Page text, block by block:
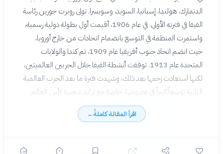
الدنمارك، هولندا، إسبانيا، السويد، وسويسرا. تولى روبرت جورين رئاسة
الفيفا في فترته الأولى. في عام 1906، أقيمت أول بطولة دولية رسمية،
واستمرت المنظمة في التوسع بانضمام اتحادات من خارج أوروبا،
حيث انضم اتحاد جنوب أفريقيا عام 1909، ثم كندا والولايات
المتحدة عام 1913. توقفت أنشطة الفيفا خلال الحربين العالميتين،
لكنها استعادت زخمها بعد ذلك، وشهدت فترة ما بعد الحرب العالمية
الثانية توسعاً كبيراً في عضويتها، خاصة مع تزايد شعبية كأس العالم.
اقرأ المقالة كاملةً←